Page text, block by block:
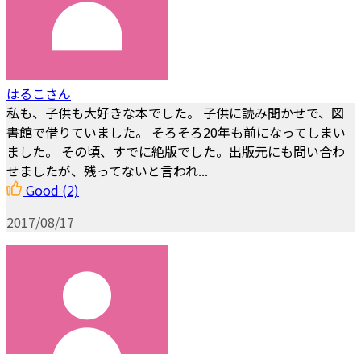
はるこさん
私も、子供も大好きな本でした。 子供に読み聞かせで、図
書館で借りていました。 そろそろ20年も前になってしまい
ました。 その頃、すでに絶版でした。出版元にも問い合わ
せましたが、残ってないと言われ...
Good (2)
2017/08/17